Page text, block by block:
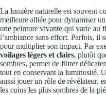
La lumière naturelle est souvent
meilleure alliée pour dynamiser
une peinture vivante qui varie au
l’ambiance sans effort. Parfois, il
pour multiplier son impact. Par
voilages légers et clairs, plutôt
sombres, permet de filtrer
tout en conservant la luminosité.
aussi jouer un rôle de révélateur,
les coins les plus sombres de la